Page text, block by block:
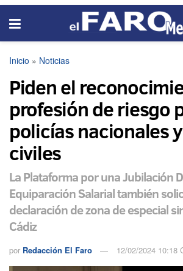
Inicio » Noticias
Piden el
profesión de riesgo
policías nacionales
civiles
La Plataforma por una Jubilación
Equiparación Salarial también
declaración de zona de especial
Cádiz
por Redacción El Faro 12/02/2024 10:18